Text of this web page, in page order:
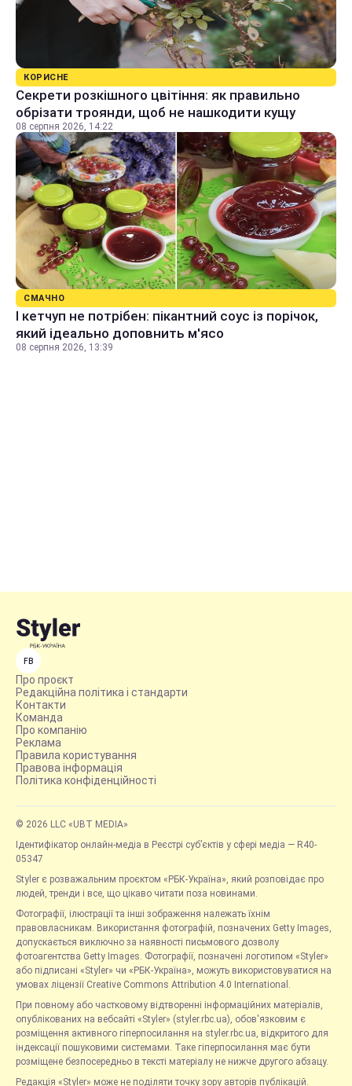
КОРИСНЕ
Секрети розкішного цвітіння: як правильно
обрізати троянди, щоб не нашкодити кущу
08 серпня 2026, 14:22
СМАЧНО
І кетчуп не потрібен: пікантний соус із порічок,
який ідеально доповнить м'ясо
08 серпня 2026, 13:39
FB
Про проєкт
Редакційна політика і стандарти
Контакти
Команда
Про компанію
Реклама
Правила користування
Правова інформація
Політика конфіденційності
© 2026 LLC «UBT MEDIA»
Ідентифікатор онлайн-медіа в Реєстрі суб’єктів у сфері медіа — R40-
05347
Styler є розважальним проєктом «РБК-Україна», який розповідає про
людей, тренди і все, що цікаво читати поза новинами.
Фотографії, ілюстрації та інші зображення належать їхнім
правовласникам. Використання фотографій, позначених Getty Images,
допускається виключно за наявності письмового дозволу
фотоагентства Getty Images. Фотографії, позначені логотипом «Styler»
або підписані «Styler» чи «РБК-Україна», можуть використовуватися на
умовах ліцензії Creative Commons Attribution 4.0 International.
При повному або частковому відтворенні інформаційних матеріалів,
опублікованих на вебсайті «Styler» (styler.rbc.ua), обов'язковим є
розміщення активного гіперпосилання на styler.rbc.ua, відкритого для
індексації пошуковими системами. Таке гіперпосилання має бути
розміщене безпосередньо в тексті матеріалу не нижче другого абзацу.
Редакція «Styler» може не поділяти точку зору авторів публікацій.